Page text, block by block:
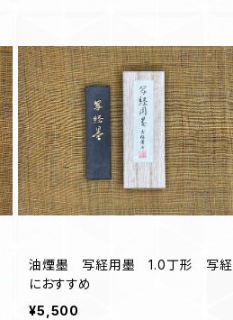
油煙墨 写経用墨 1.0丁形 写経
におすすめ
¥5,500